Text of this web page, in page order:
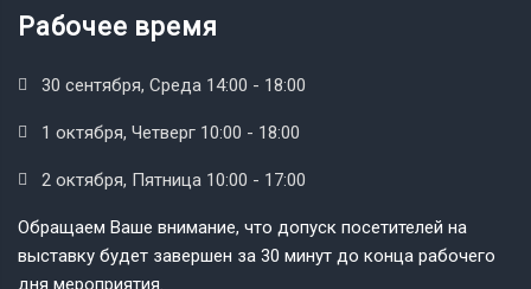
Рабочее время
30 сентября, Среда 14:00 - 18:00
1 октября, Четверг 10:00 - 18:00
2 октября, Пятница 10:00 - 17:00
Обращаем Ваше внимание, что допуск посетителей на
выставку будет завершен за 30 минут до конца рабочего
дня мероприятия.